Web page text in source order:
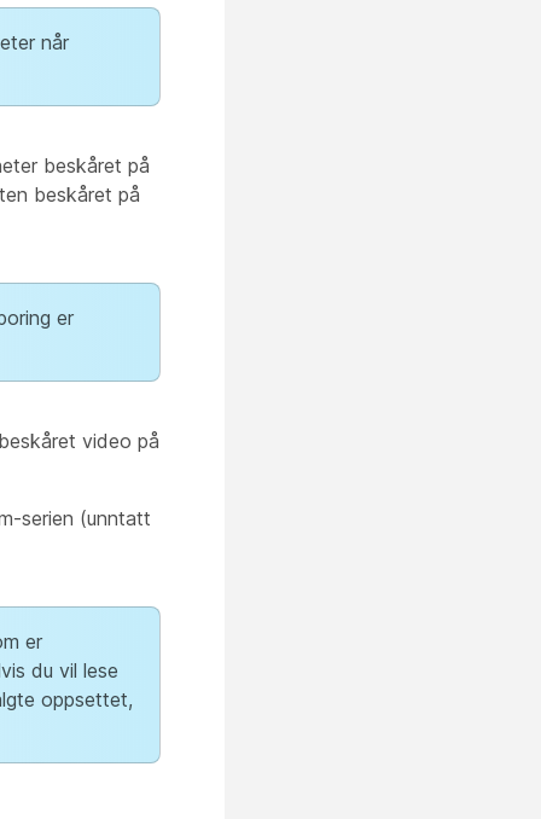
når
beskåret på
beskåret på
er
video på
serien (unntatt
er
du vil lese
oppsettet,